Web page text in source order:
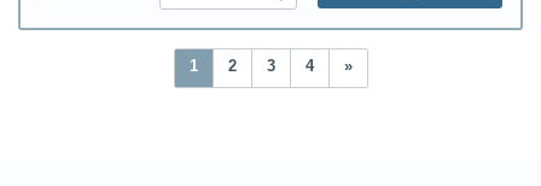
1 2 3 4 »